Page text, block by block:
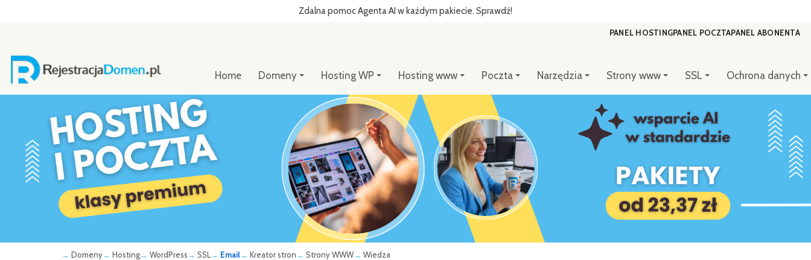
Zdalna pomoc Agenta AI w każdym pakiecie. Sprawdź!
PANEL HOSTINGPANEL POCZTAPANEL ABONENTA
Home Domeny Hosting WP Hosting www Poczta Narzędzia Strony www SSL Ochrona danych
Domeny Hosting WordPress SSL Email Kreator stron Strony WWW Wiedza